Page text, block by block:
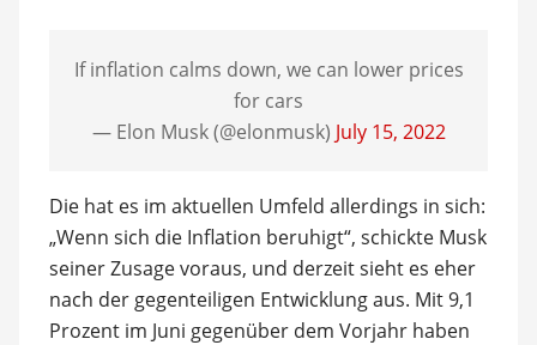
If inflation calms down, we can lower prices
for cars
— Elon Musk (@elonmusk) July 15, 2022
Die hat es im aktuellen Umfeld allerdings in sich:
„Wenn sich die Inflation beruhigt“, schickte Musk
seiner Zusage voraus, und derzeit sieht es eher
nach der gegenteiligen Entwicklung aus. Mit 9,1
Prozent im Juni gegenüber dem Vorjahr haben